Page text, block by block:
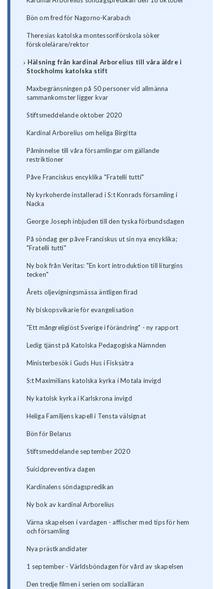
Bön om fred för Nagorno-Karabach
Theresias katolska montessoriförskola söker
förskolelärare/rektor
Hälsning från kardinal Arborelius till våra äldre i
Stockholms katolska stift
Maxbegränsningen på 50 personer vid allmänna
sammankomster ligger kvar
Stiftsmeddelande oktober 2020
Kardinal Arborelius om heliga Birgitta
Påminnelse till våra församlingar om gällande
restriktioner
Påve Franciskus encyklika "Fratelli tutti"
Ny kyrkoherde installerad i S:t Konrads församling i
Nacka
George Joseph inbjuden till den tyska förbundsdagen
På söndag ger påve Franciskus ut sin nya encyklika;
"Fratelli tutti"
Ny bok från Veritas: "En kort introduktion till liturgins
tecken"
Årets oljevigningsmässa äntligen firad
Ny biskopsvikarie för evangelisation
"Ett mångreligiöst Sverige i förändring" - ny rapport
Ledig tjänst på Katolska Pedagogiska Nämnden
Ministerbesök i Guds Hus i Fisksätra
S:t Maximilians katolska kyrka i Motala invigd
Ny katolsk kyrka i Karlskrona invigd
Heliga Familjens kapell i Tensta välsignat
Bön för Belarus
Stiftsmeddelande september 2020
Suicidpreventiva dagen
Kardinalens söndagspredikan
Ny bok av kardinal Arborelius
Värna skapelsen i vardagen - affischer med tips för hem
och församling
Nya prästkandidater
1 september - Världsböndagen för vård av skapelsen
Den tredje filmen i serien om socialläran